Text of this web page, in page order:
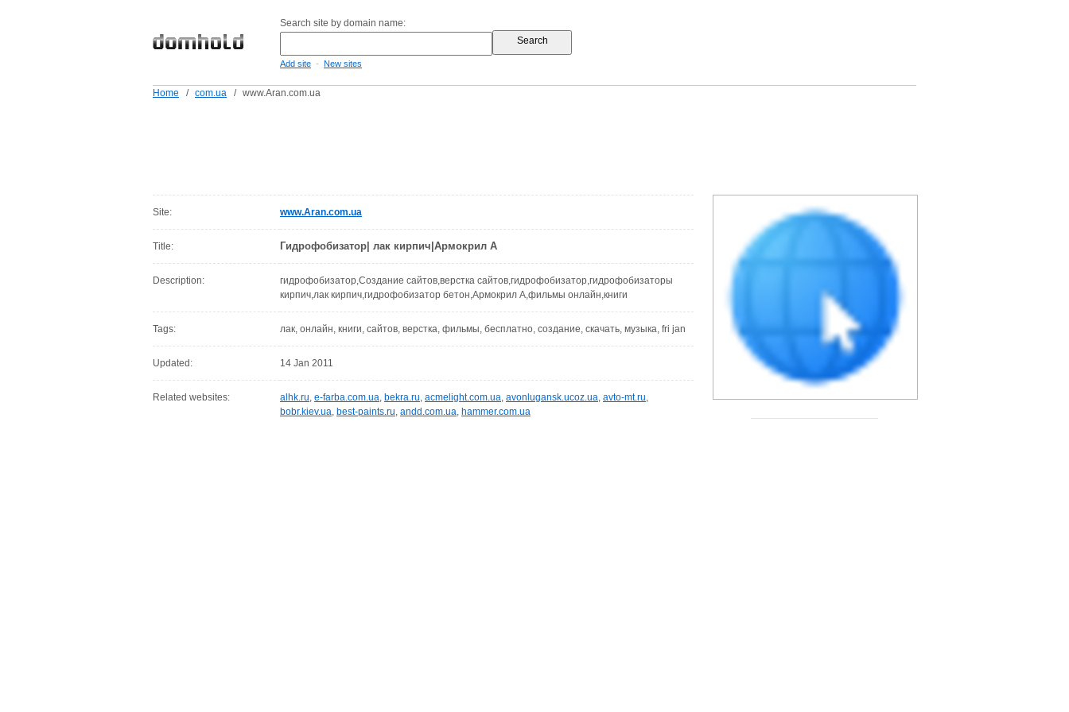
Search site by domain name:
Add site - New sites
Home / com.ua / www.Aran.com.ua
Site: www.Aran.com.ua
Title: Гидрофобизатор| лак кирпич|Армокрил А
Description:
гидрофобизатор,Создание сайтов,верстка сайтов,гидрофобизатор,гидрофобизаторы
кирпич,лак кирпич,гидрофобизатор бетон,Армокрил А,фильмы онлайн,книги
Tags: лак, онлайн, книги, сайтов, верстка, фильмы, бесплатно, создание, скачать, музыка, fri jan
Updated: 14 Jan 2011
Related websites: alhk.ru, e-farba.com.ua, bekra.ru, acmelight.com.ua, avonlugansk.ucoz.ua, avto-mt.ru,
bobr.kiev.ua, best-paints.ru, andd.com.ua, hammer.com.ua